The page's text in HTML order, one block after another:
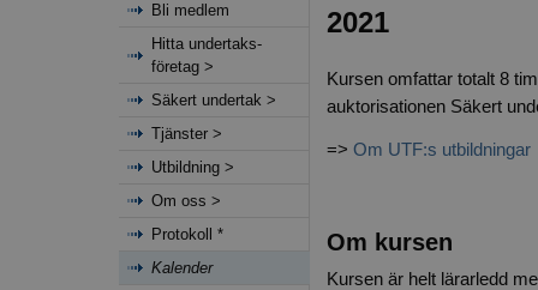
2021
Kursen omfattar totalt 8
auktorisationen Säkert
=> Om UTF:s utbildningar
Om kursen
Kursen är helt lärarledd
Bli medlem
Hitta undertaks-
företag >
Säkert undertak >
Tjänster >
Utbildning >
Om oss >
Protokoll *
Kalender